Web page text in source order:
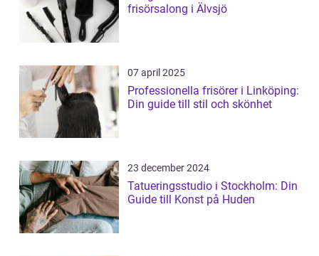
frisörsalong i Älvsjö
07 april 2025
Professionella frisörer i Linköping:
Din guide till stil och skönhet
23 december 2024
Tatueringsstudio i Stockholm: Din
Guide till Konst på Huden